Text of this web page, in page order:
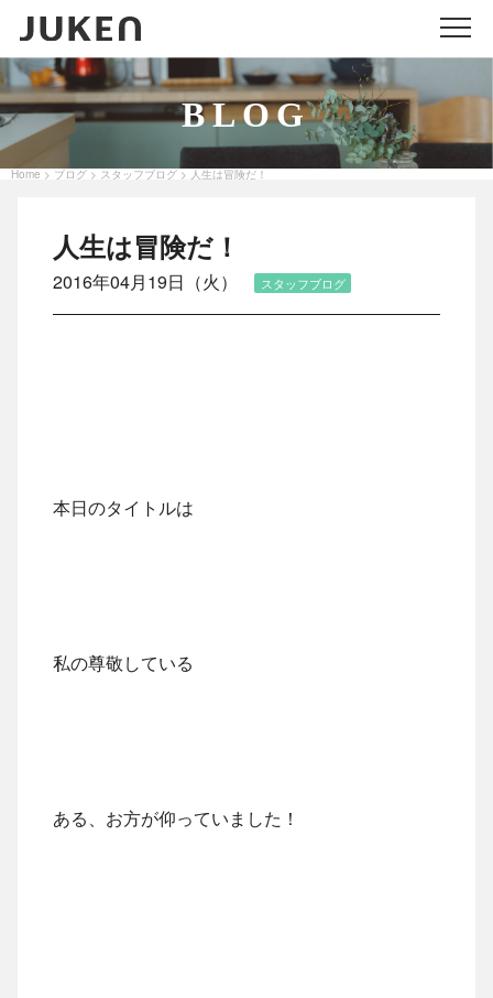
メ
BLOG
Home > ブログ > スタッフブログ > 人生は冒険だ！
人生は冒険だ！
2016年04月19日（火） スタッフブログ
本日のタイトルは
私の尊敬している
ある、お方が仰っていました！